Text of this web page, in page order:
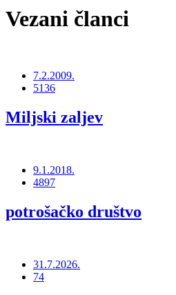
Vezani članci
7.2.2009.
5136
Miljski zaljev
9.1.2018.
4897
potrošačko društvo
31.7.2026.
74